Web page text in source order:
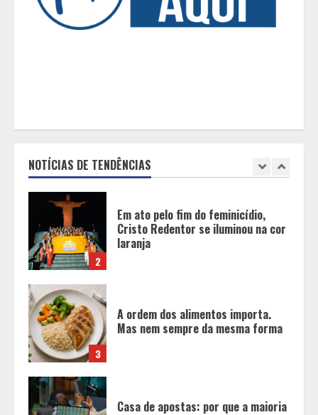
NOTÍCIAS DE TENDÊNCIAS
2
3
A ordem dos alimentos importa.
Mas nem sempre da mesma forma
4
Casa de apostas: por que a maioria
dos apostadores perde dinheiro?
de vestuário, lista reúne diversas